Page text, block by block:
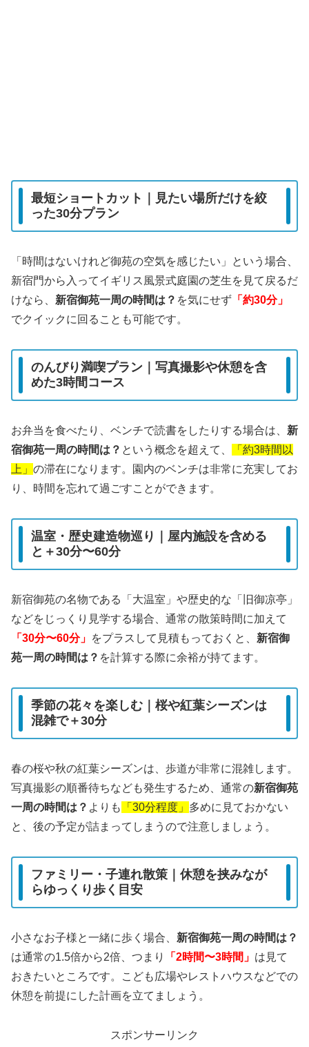
最短ショートカット｜見たい場所だけを絞
った30分プラン
「時間はないけれど御苑の空気を感じたい」という場合、
新宿門から入ってイギリス風景式庭園の芝生を見て戻るだ
けなら、 新宿御苑一周の時間は？ を気にせず 「約30分」
でクイックに回ることも可能です。
のんびり満喫プラン｜写真撮影や休憩を含
めた3時間コース
お弁当を食べたり、ベンチで読書をしたりする場合は、 新
宿御苑一周の時間は？ という概念を超えて、
「約3時間以
上」 の滞在になります。園内のベンチは非常に充実してお
り、時間を忘れて過ごすことができます。
温室・歴史建造物巡り｜屋内施設を含める
と＋30分〜60分
新宿御苑の名物である「大温室」や歴史的な「旧御凉亭」
などをじっくり見学する場合、通常の散策時間に加えて
「30分〜60分」 をプラスして見積もっておくと、 新宿御
苑一周の時間は？ を計算する際に余裕が持てます。
季節の花々を楽しむ｜桜や紅葉シーズンは
混雑で＋30分
春の桜や秋の紅葉シーズンは、歩道が非常に混雑します。
写真撮影の順番待ちなども発生するため、通常の新宿御苑
一周の時間は？ よりも 「30分程度」 多めに見ておかない
と、後の予定が詰まってしまうので注意しましょう。
ファミリー・子連れ散策｜休憩を挟みなが
らゆっくり歩く目安
小さなお子様と一緒に歩く場合、 新宿御苑一周の時間は？
は通常の1.5倍から2倍、つまり
「2時間〜3時間」 は見て
おきたいところです。こども広場やレストハウスなどでの
休憩を前提にした計画を立てましょう。
スポンサーリンク